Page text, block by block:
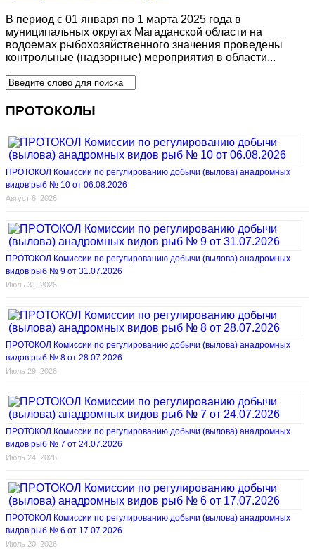
В период с 01 января по 1 марта 2025 года в
муниципальных округах Магаданской области на
водоемах рыбохозяйственного значения проведены
контрольные (надзорные) мероприятия в области...
ПРОТОКОЛЫ
ПРОТОКОЛ Комиссии по регулированию добычи (вылова) анадромных
видов рыб № 10 от 06.08.2026
Август 6, 2026
ПРОТОКОЛ Комиссии по регулированию добычи (вылова) анадромных
видов рыб № 9 от 31.07.2026
Июль 31, 2026
ПРОТОКОЛ Комиссии по регулированию добычи (вылова) анадромных
видов рыб № 8 от 28.07.2026
Июль 29, 2026
ПРОТОКОЛ Комиссии по регулированию добычи (вылова) анадромных
видов рыб № 7 от 24.07.2026
Июль 24, 2026
ПРОТОКОЛ Комиссии по регулированию добычи (вылова) анадромных
видов рыб № 6 от 17.07.2026
Июль 20, 2026